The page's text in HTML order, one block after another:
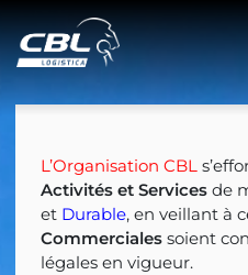
L’Organisation CBL
Activités et Servicesde
et Durable, en veillant à
Commercialessoient
légales en vigueur.